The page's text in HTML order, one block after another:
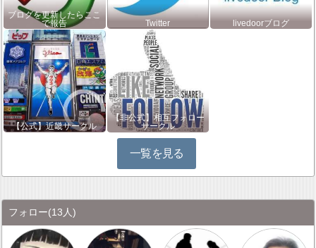
ブログを更新したらここ
で報告
Twitter livedoorブログ
【公式】近畿サークル
【非公式】相互フォロー
サークル
一覧を見る
フォロー(13人)